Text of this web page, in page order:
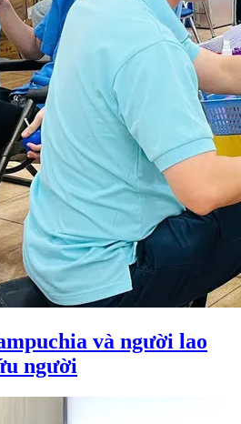
và người lao
người